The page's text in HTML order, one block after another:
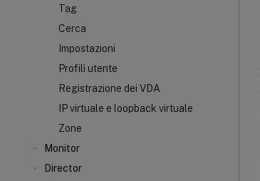
Tag
Cerca
Impostazioni
Profili utente
Registrazione dei VDA
IP virtuale e loopback virtuale
Zone
Monitor
Director